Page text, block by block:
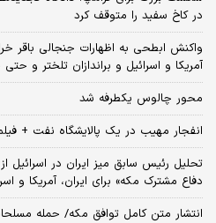
در کاخ سفید را متوقف کرد
واکنش ابطحی به اظهارات جنجالی باقر
آمریکا و اسرائیل و براندازان تلختر و
محور چالوس یکطرفه شد
انفجار مهیب در یک پالایشگاه نفت +
تحلیل رئیس سابق میز ایران در اسرائیل
دفاع مشترک مکه» برای ایران، آمریکا و
انتشار متن کامل توافق مکه/ حمله